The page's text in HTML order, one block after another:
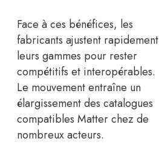
Face à ces bénéfices, les
fabricants ajustent rapidement
leurs gammes pour rester
compétitifs et interopérables.
Le mouvement entraîne un
élargissement des catalogues
compatibles Matter chez de
nombreux acteurs.